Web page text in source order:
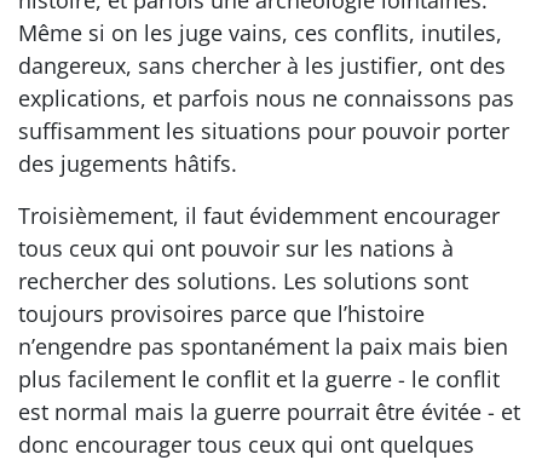
Même si on les juge vains, ces conflits, inutiles,
dangereux, sans chercher à les justifier, ont des
explications, et parfois nous ne connaissons pas
suffisamment les situations pour pouvoir porter
des jugements hâtifs.
Troisièmement, il faut évidemment encourager
tous ceux qui ont pouvoir sur les nations à
rechercher des solutions. Les solutions sont
toujours provisoires parce que l’histoire
n’engendre pas spontanément la paix mais bien
plus facilement le conflit et la guerre - le conflit
est normal mais la guerre pourrait être évitée - et
donc encourager tous ceux qui ont quelques